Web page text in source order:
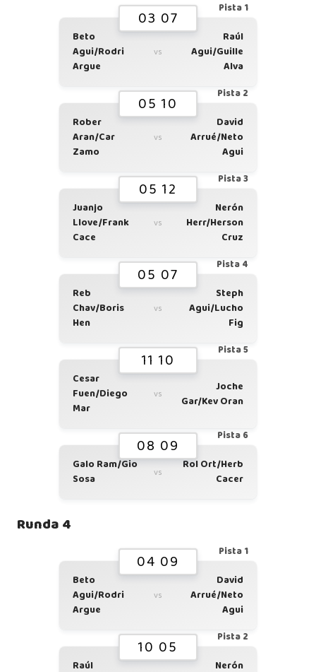
Pista 1
03 07
Beto
Agui/Rodri
Argue
vs
Raúl
Agui/Guille
Alva
Pista 2
05 10
Rober
Aran/Car
Zamo
vs
David
Arrué/Neto
Agui
Pista 3
05 12
Juanjo
Llove/Frank
Cace
vs
Nerón
Herr/Herson
Cruz
Pista 4
05 07
Reb
Chav/Boris
Hen
vs
Steph
Agui/Lucho
Fig
Pista 5
11 10
Cesar
Fuen/Diego
Mar
vs
Joche
Gar/Kev Oran
Pista 6
08 09
Galo Ram/Gio
Sosa
vs
Rol Ort/Herb
Cacer
Runda 4
Pista 1
04 09
Beto
Agui/Rodri
Argue
vs
David
Arrué/Neto
Agui
Pista 2
10 05
Raúl Nerón